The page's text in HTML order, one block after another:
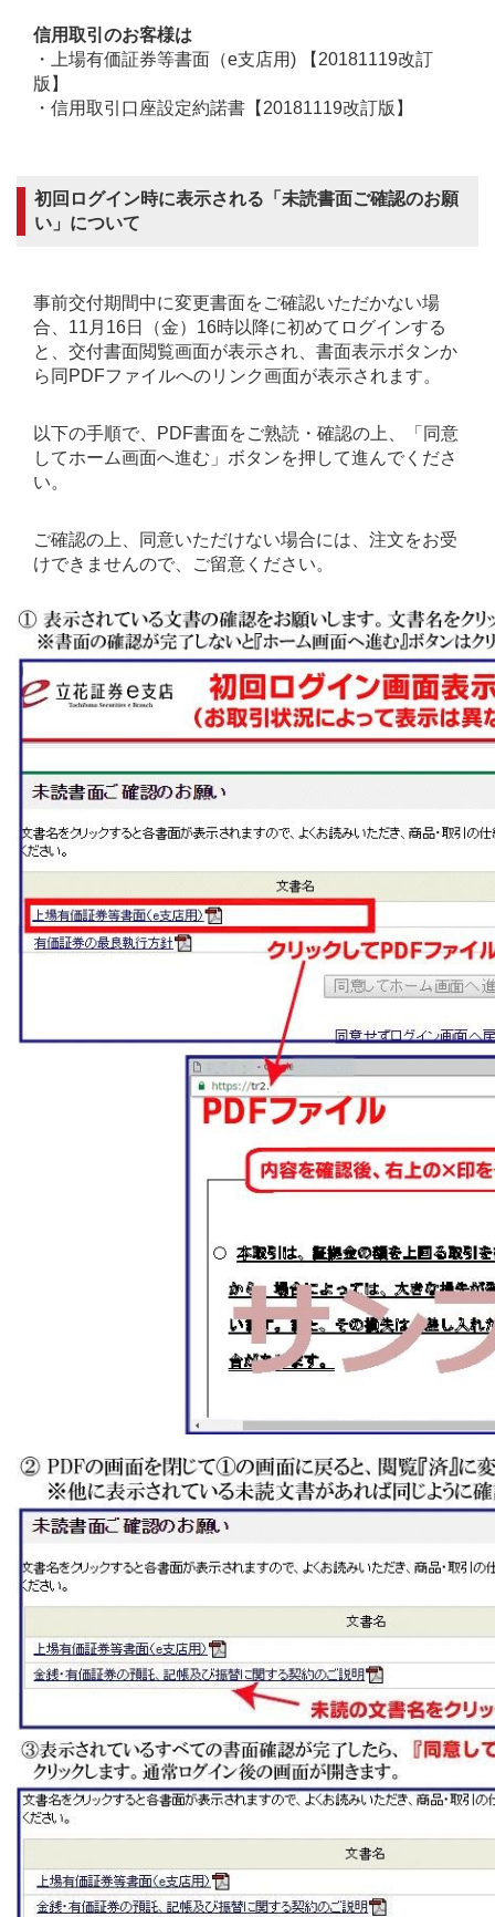
信用取引のお客様は
・上場有価証券等書面（e支店用) 【20181119改訂
版】
・信用取引口座設定約諾書【20181119改訂版】
初回ログイン時に表示される「未読書面ご確認のお願
い」について
事前交付期間中に変更書面をご確認いただかない場
合、11月16日（金）16時以降に初めてログインする
と、交付書面閲覧画面が表示され、書面表示ボタンか
ら同PDFファイルへのリンク画面が表示されます。
以下の手順で、PDF書面をご熟読・確認の上、「同意
してホーム画面へ進む」ボタンを押して進んでくださ
い。
ご確認の上、同意いただけない場合には、注文をお受
けできませんので、ご留意ください。